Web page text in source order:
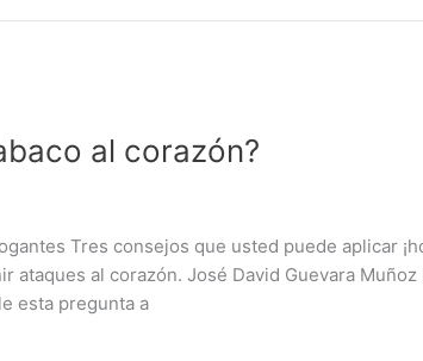
al corazón?
Tres consejos que usted puede aplicar
ataques al corazón. José David Guevara
esta pregunta a